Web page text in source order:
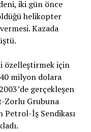
iki gün önce
helikopter
Kazada
özelleştirmek için
milyon dolara
gerçekleşen
Zorlu Grubuna
Petrol-İş Sendikası